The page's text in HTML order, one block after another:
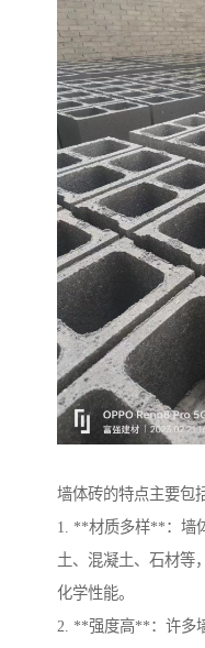
墙体砖的特点主要包
1. **材质多样**：墙
土、混凝土、石材等
化学性能。
2. **强度高**：许多